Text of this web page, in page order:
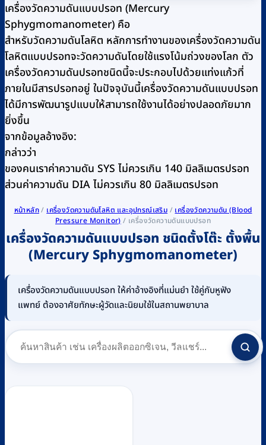
หน้าหลัก/ เครื่องวัดความดันโลหิต และอุปกรณ์เสริม / เครื่องวัดความดัน (Blood
Pressure Monitor) / เครื่องวัดความดันแบบปรอท
เครื่องวัดความดันแบบปรอท ชนิดตั้งโต๊ะ ตั้งพื้น
(Mercury Sphygmomanometer)
เครื่องวัดความดันแบบปรอท ให้ค่าอ้างอิงที่แม่นยำ ใช้คู่กับหูฟัง
แพทย์ ต้องอาศัยทักษะผู้วัดและนิยมใช้ในสถานพยาบาล
เครื่องวัดความดันแบบปรอท (Mercury
Sphygmomanometer) คือ
สำหรับวัดความดันโลหิต หลักการทำงานของเครื่องวัดความดัน
โลหิตแบบปรอทจะวัดความดันโดยใช้แรงโน้มถ่วงของโลก ตัว
เครื่องวัดความดันปรอทชนิดนี้จะประกอบไปด้วยแท่งแก้วที่
ภายในมีสารปรอทอยู่ ในปัจจุบันนี้เครื่องวัดความดันแบบปรอท
ได้มีการพัฒนารูปแบบให้สามารถใช้งานได้อย่างปลอดภัยมาก
ยิ่งขึ้น
จากข้อมูลอ้างอิง:
กล่าวว่า
ของคนเราค่าความดัน SYS ไม่ควรเกิน 140 มิลลิเมตรปรอท
ส่วนค่าความดัน DIA ไม่ควรเกิน 80 มิลลิเมตรปรอท